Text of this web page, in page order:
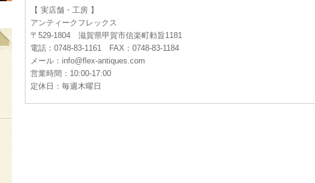
【 実店舗・工房 】
アンティークフレックス
〒529-1804 滋賀県甲賀市信楽町勅旨1181
電話：0748-83-1161 FAX：0748-83-1184
メール：info@flex-antiques.com
営業時間：10:00-17:00
定休日：毎週木曜日